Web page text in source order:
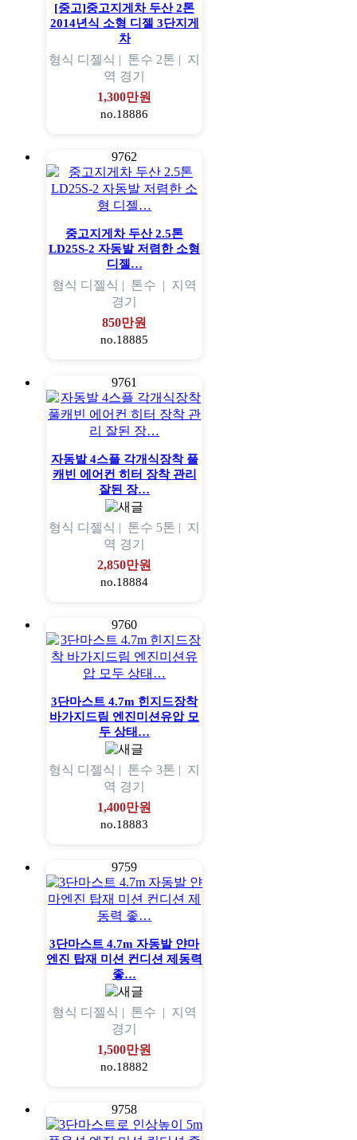
[중고]중고지게차 두산 2톤
2014년식 소형 디젤 3단지게
차
형식 디젤식 | 톤수 2톤 | 지
역 경기
1,300만원
no.18886
9762
중고지게차 두산 2.5톤
LD25S-2 자동발 저렴한 소형
디젤…
형식 디젤식 | 톤수 | 지역
경기
850만원
no.18885
9761
자동발 4스플 각개식장착 풀
캐빈 에어컨 히터 장착 관리
잘된 장…
형식 디젤식 | 톤수 5톤 | 지
역 경기
2,850만원
no.18884
9760
3단마스트 4.7m 힌지드장착
바가지드림 엔진미션유압 모
두 상태…
형식 디젤식 | 톤수 3톤 | 지
역 경기
1,400만원
no.18883
9759
3단마스트 4.7m 자동발 얀마
엔진 탑재 미션 컨디션 제동력
좋…
형식 디젤식 | 톤수 | 지역
경기
1,500만원
no.18882
9758